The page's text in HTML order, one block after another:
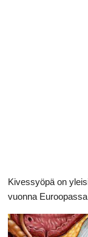
Kivessyöpä on
vuonna